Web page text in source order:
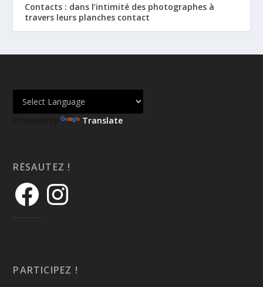
Contacts : dans l’intimité des photographes à
travers leurs planches contact
Powered by Translate
RÉSAUTEZ !
PARTICIPEZ !